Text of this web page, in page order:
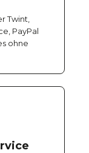
Twint,
PayPal
ohne